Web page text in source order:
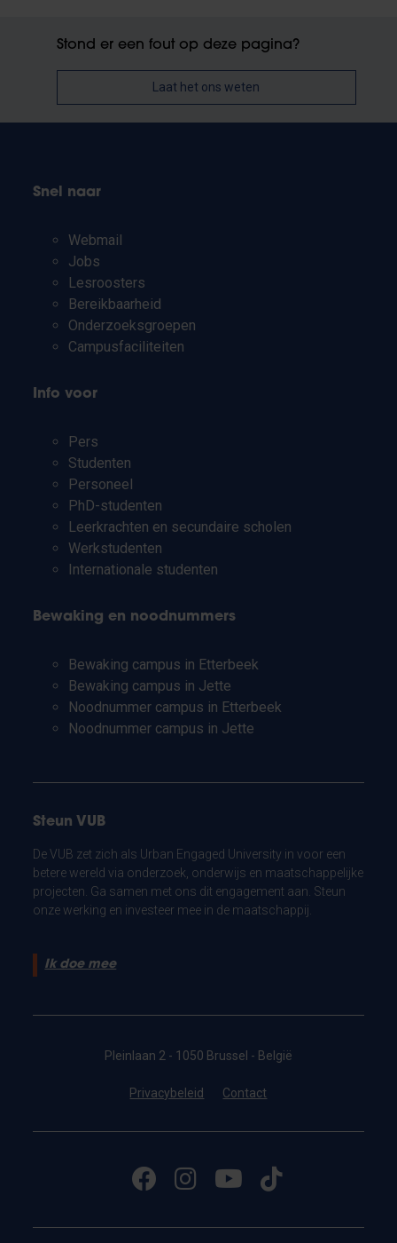
Stond er een fout op deze pagina?
Laat het ons weten
Snel naar
Webmail
Jobs
Lesroosters
Bereikbaarheid
Onderzoeksgroepen
Campusfaciliteiten
Info voor
Pers
Studenten
Personeel
PhD-studenten
Leerkrachten en secundaire scholen
Werkstudenten
Internationale studenten
Bewaking en noodnummers
Bewaking campus in Etterbeek
Bewaking campus in Jette
Noodnummer campus in Etterbeek
Noodnummer campus in Jette
Steun VUB
De VUB zet zich als Urban Engaged University in voor een
betere wereld via onderzoek, onderwijs en maatschappelijke
projecten. Ga samen met ons dit engagement aan. Steun
onze werking en investeer mee in de maatschappij.
Ik doe mee
Pleinlaan 2 - 1050 Brussel - België
Privacybeleid Contact